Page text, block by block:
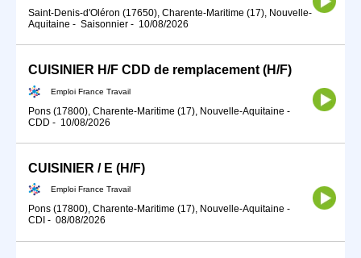
Saint-Denis-d'Oléron (17650), Charente-Maritime (17), Nouvelle-
Aquitaine - Saisonnier - 10/08/2026
CUISINIER H/F CDD de remplacement (H/F)
Emploi France Travail
Pons (17800), Charente-Maritime (17), Nouvelle-Aquitaine -
CDD - 10/08/2026
CUISINIER / E (H/F)
Emploi France Travail
Pons (17800), Charente-Maritime (17), Nouvelle-Aquitaine -
CDI - 08/08/2026